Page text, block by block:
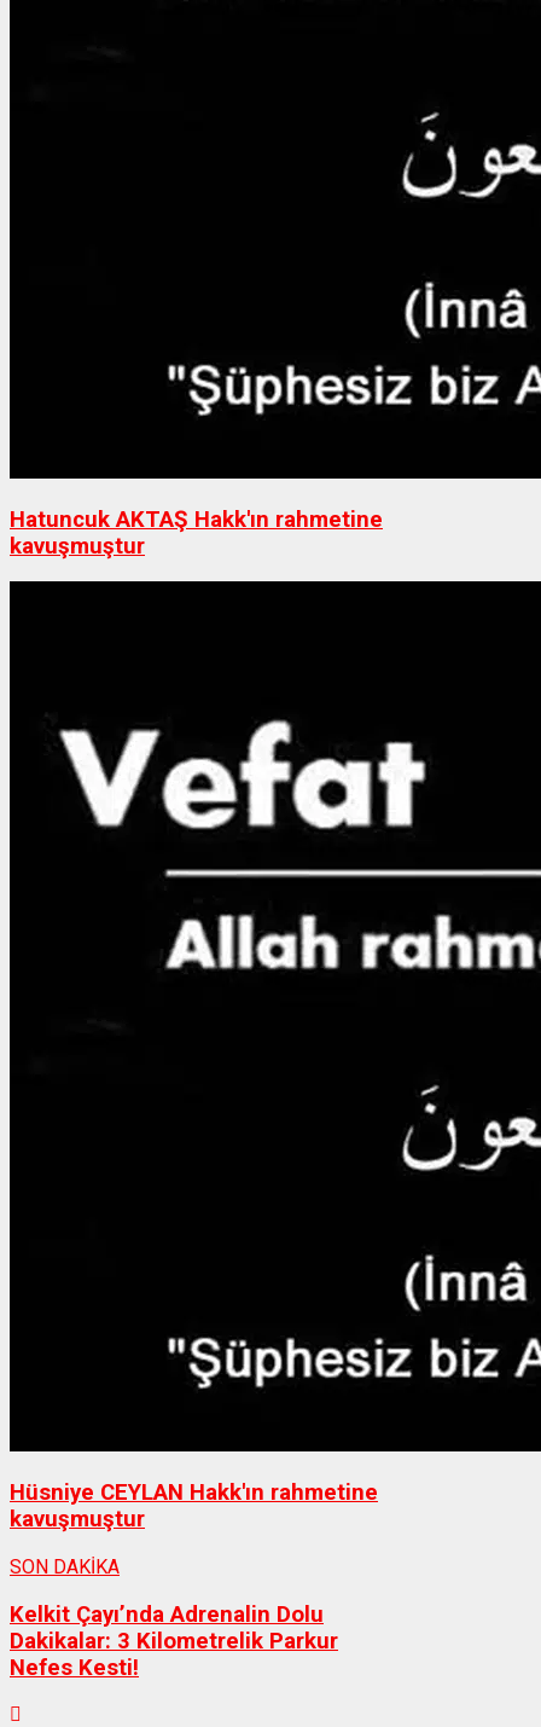
Hatuncuk AKTAŞ Hakk'ın rahmetine
kavuşmuştur
Hüsniye CEYLAN Hakk'ın rahmetine
kavuşmuştur
SON DAKİKA
Kelkit Çayı’nda Adrenalin Dolu
Dakikalar: 3 Kilometrelik Parkur
Nefes Kesti!